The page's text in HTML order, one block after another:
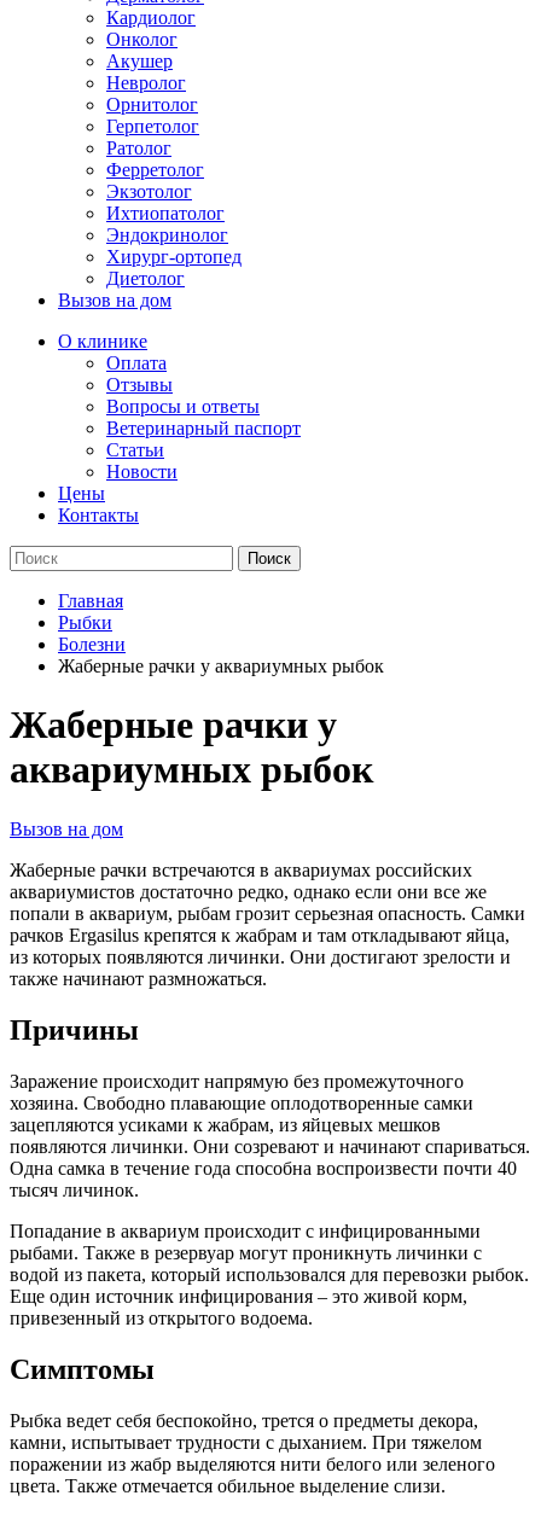
Кардиолог
Онколог
Акушер
Невролог
Орнитолог
Герпетолог
Ратолог
Ферретолог
Экзотолог
Ихтиопатолог
Эндокринолог
Хирург-ортопед
Диетолог
Вызов на дом
О клинике
Оплата
Отзывы
Вопросы и ответы
Ветеринарный паспорт
Статьи
Новости
Цены
Контакты
Главная
Рыбки
Болезни
Жаберные рачки у аквариумных рыбок
Жаберные рачки у
аквариумных рыбок
Вызов на дом
Жаберные рачки встречаются в аквариумах российских
аквариумистов достаточно редко, однако если они все же
попали в аквариум, рыбам грозит серьезная опасность. Самки
рачков Ergasilus крепятся к жабрам и там откладывают яйца,
из которых появляются личинки. Они достигают зрелости и
также начинают размножаться.
Причины
Заражение происходит напрямую без промежуточного
хозяина. Свободно плавающие оплодотворенные самки
зацепляются усиками к жабрам, из яйцевых мешков
появляются личинки. Они созревают и начинают спариваться.
Одна самка в течение года способна воспроизвести почти 40
тысяч личинок.
Попадание в аквариум происходит с инфицированными
рыбами. Также в резервуар могут проникнуть личинки с
водой из пакета, который использовался для перевозки рыбок.
Еще один источник инфицирования – это живой корм,
привезенный из открытого водоема.
Симптомы
Рыбка ведет себя беспокойно, трется о предметы декора,
камни, испытывает трудности с дыханием. При тяжелом
поражении из жабр выделяются нити белого или зеленого
цвета. Также отмечается обильное выделение слизи.